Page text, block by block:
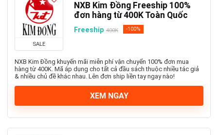
SALE
NXB Kim Đồng Freeship 100%
đơn hàng từ 400K Toàn Quốc
Freeship 400K -100%
NXB Kim Đồng khuyến mãi miễn phí vận chuyển 100% đơn mua
hàng từ 400K. Mã áp dụng cho tất cả đầu sách thuộc nhiều tác giả
& nhiều chủ đề khác nhau. Lên đơn ship liền tay ngay nào!
XEM NGAY